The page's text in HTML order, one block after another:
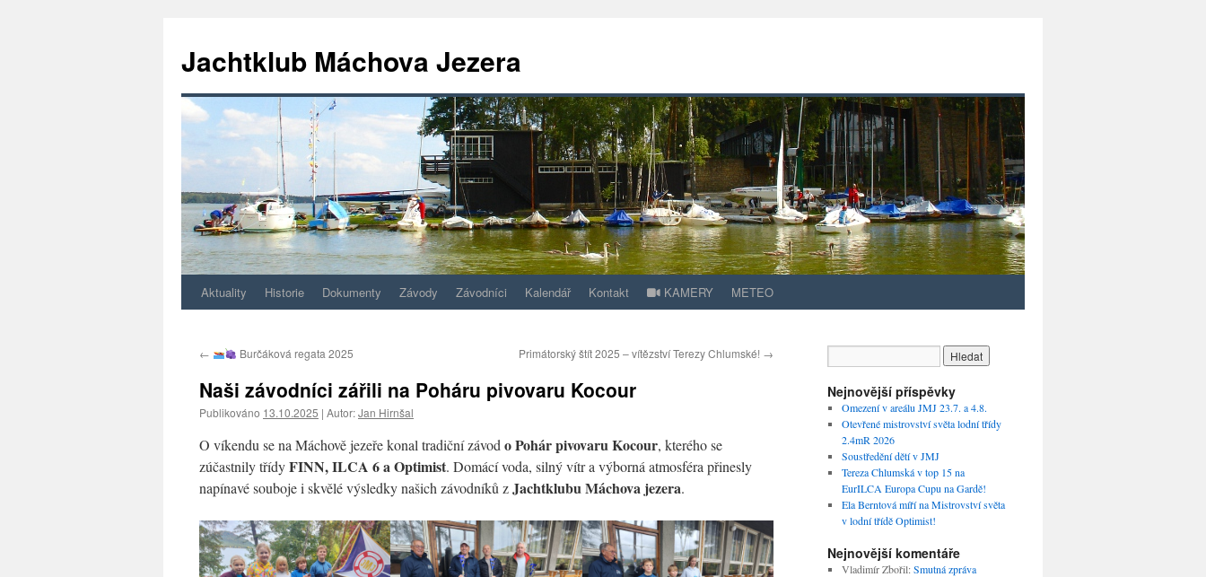
Jachtklub Máchova Jezera
Přejít
obsahu
webu
Aktuality Historie Dokumenty Závody Závodníci Kalendář Kontakt KAMERY METEO
← Burčáková regata 2025 Primátorský štít 2025 – vítězství Terezy Chlumské! →
Naši závodníci zářili na Poháru pivovaru Kocour
Publikováno 13.10.2025 | Autor:Jan Hirnšal
O víkendu se na Máchově jezeře konal tradiční závod o Pohár pivovaru Kocour, kterého se
zúčastnily třídyFINN, ILCA 6 a Optimist. Domácí voda, silný vítr a výborná atmosféra přinesly
napínavé souboje i skvělé výsledky našich závodníků zJachtklubu Máchova jezera.
Nejnovější příspěvky
Omezení v areálu JMJ 23.7. a 4.8.
Otevřené mistrovství světa lodní třídy
2.4mR 2026
Soustředění dětí v JMJ
Tereza Chlumská v top 15 na
EurILCA Europa Cupu na Gardě!
Ela Berntová míří na Mistrovství světa
v lodní třídě Optimist!
Nejnovější komentáře
Vladimír Zbořil:Smutná zpráva